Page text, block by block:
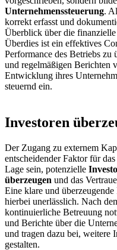
Unternehmenssteuerung.
korrekt erfasst und
Überblick über die finanzielle
Überdies ist ein effektives
Performance des Betriebs
und regelmäßigen Berichten
Entwicklung ihres
steuernd ein.
Investoren
Der Zugang zu externem
entscheidender Faktor für
Lage sein, potenzielle
überzeugen und das
Eine klare und
hierbei unerlässlich. Nach
kontinuierliche Betreuung
und Berichte über die
und tragen dazu bei, weitere
gestalten.